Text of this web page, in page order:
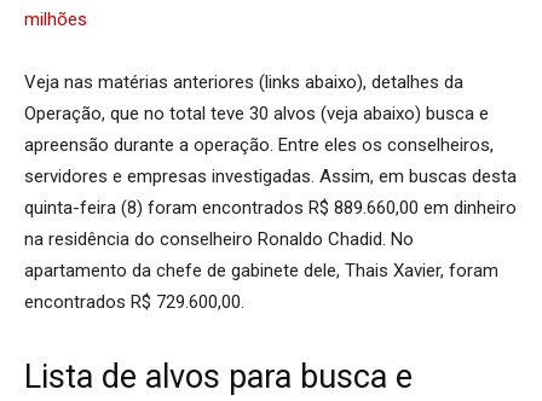
milhões
Veja nas matérias anteriores (links abaixo), detalhes da
Operação, que no total teve 30 alvos (veja abaixo) busca e
apreensão durante a operação. Entre eles os conselheiros,
servidores e empresas investigadas. Assim, em buscas desta
quinta-feira (8) foram encontrados R$ 889.660,00 em dinheiro
na residência do conselheiro Ronaldo Chadid. No
apartamento da chefe de gabinete dele, Thais Xavier, foram
encontrados R$ 729.600,00.
Lista de alvos para busca e